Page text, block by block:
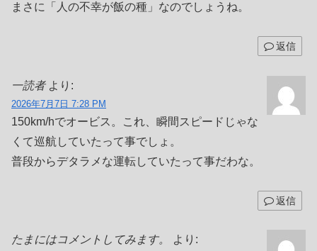
まさに「人の不幸が飯の種」なのでしょうね。
返信
一読者 より:
2026年7月7日 7:28 PM
150km/hでオービス。これ、瞬間スピードじゃな
くて巡航していたって事でしょ。
普段からデタラメな運転していたって事だわな。
返信
たまにはコメントしてみます。 より: